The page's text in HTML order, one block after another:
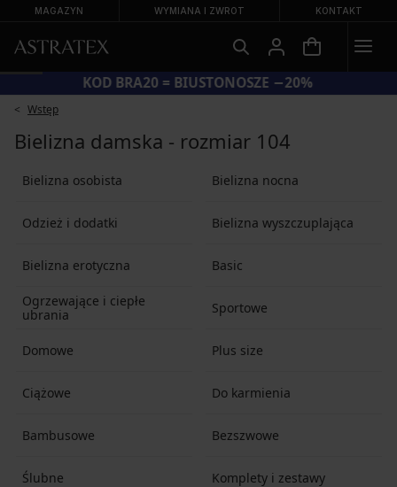
MAGAZYN WYMIANA I ZWROT KONTAKT
KOD BRA20 = BIUSTONOSZE −20%
Wstęp
Bielizna damska - rozmiar 104
Bielizna osobista Bielizna nocna
Odzież i dodatki Bielizna wyszczuplająca
Bielizna erotyczna Basic
Ogrzewające i ciepłe
ubrania
Sportowe
Domowe Plus size
Ciążowe Do karmienia
Bambusowe Bezszwowe
Ślubne Komplety i zestawy